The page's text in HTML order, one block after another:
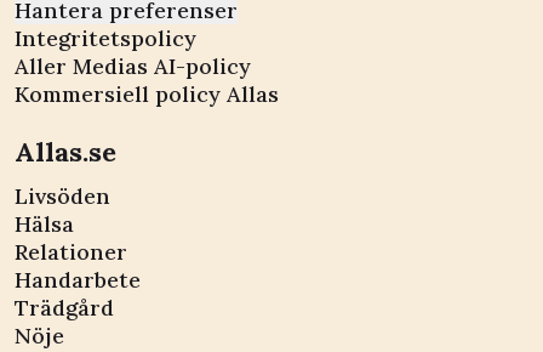
Hantera preferenser
Integritetspolicy
Aller Medias AI-policy
Kommersiell policy Allas
Allas.se
Livsöden
Hälsa
Relationer
Handarbete
Trädgård
Nöje